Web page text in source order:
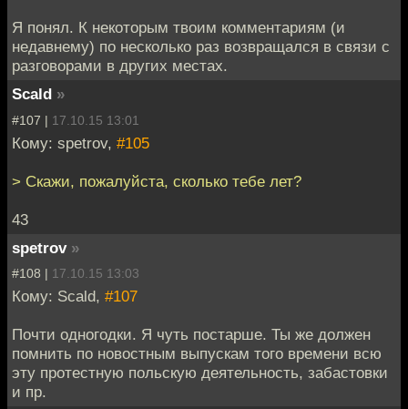
Я понял. К некоторым твоим комментариям (и
недавнему) по несколько раз возвращался в связи с
разговорами в других местах.
Scald »
#107 | 17.10.15 13:01
Кому: spetrov, #105
> Скажи, пожалуйста, сколько тебе лет?
43
spetrov »
#108 | 17.10.15 13:03
Кому: Scald, #107
Почти одногодки. Я чуть постарше. Ты же должен
помнить по новостным выпускам того времени всю
эту протестную польскую деятельность, забастовки
и пр.